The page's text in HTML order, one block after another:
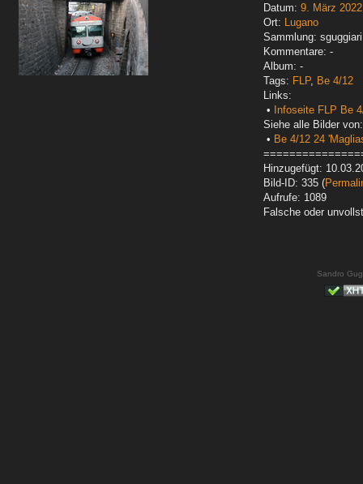
Datum: 9. März 2022
Ort: Lugano
Sammlung:
Kommentare: -
Album: -
Tags: FLP, Be 4/12
Links:
•
Infoseite FLP Be
Siehe alle Bilder von:
• Be 4/12 24
Hinzugefügt:
Bild-ID: 335 (
Aufrufe: 1089
Falsche oder
Sandro